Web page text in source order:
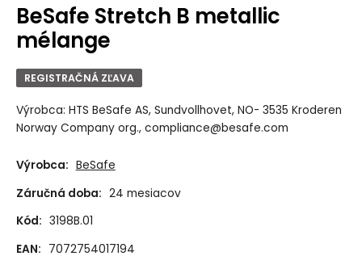
BeSafe Stretch B metallic
mélange
REGISTRAČNÁ ZĽAVA
Výrobca: HTS BeSafe AS, Sundvollhovet, NO- 3535 Kroderen
Norway Company org., compliance@besafe.com
Výrobca: BeSafe
Záručná doba: 24 mesiacov
Kód: 3198B.01
EAN: 7072754017194